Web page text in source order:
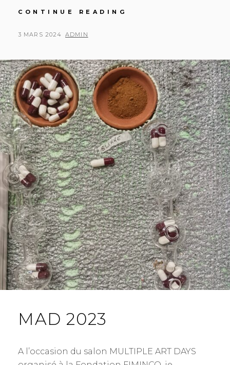
CONTINUE READING
POSTED
3 MARS 2024 BY
ADMIN
MAD 2023
A l’occasion du salon MULTIPLE ART DAYS